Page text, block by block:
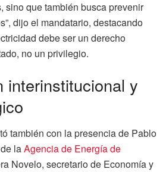
sino que también busca prevenir
dijo el mandatario, destacando
debe ser un derecho
no un privilegio.
interinstitucional y
también con la presencia de Pablo
laAgencia de Energía de
Novelo, secretario de Economía y